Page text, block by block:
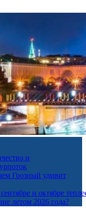
и
Грозный удивит
и октябре
летом 2026 года?